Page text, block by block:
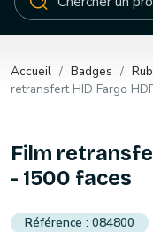
Accueil Badges
retransfert HID Fargo
Film
- 1500 faces
084800